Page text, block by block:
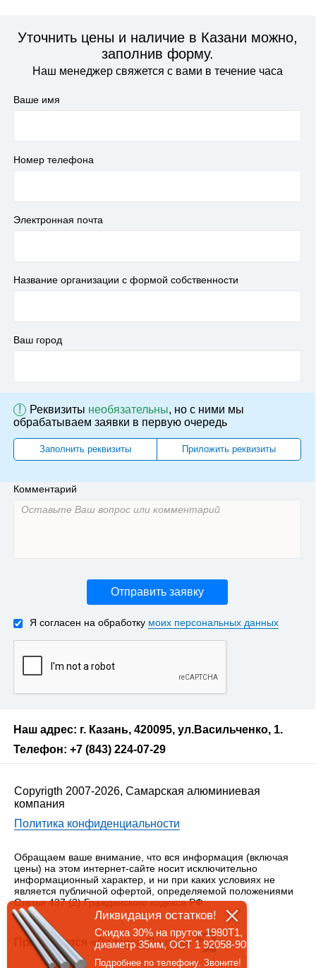
Уточнить цены и наличие в Казани можно,
заполнив форму.
Наш менеджер свяжется с вами в течение часа
Ваше имя
Номер телефона
Электронная почта
Название организации с формой собственности
Ваш город
! Реквизиты необязательны, но с ними мы
обрабатываем заявки в первую очередь
Заполнить реквизиты Приложить реквизиты
Комментарий
Отправить заявку
Я согласен на обработку моих персональных данных
Наш адрес: г. Казань, 420095, ул.Васильченко, 1.
Телефон: +7 (843) 224-07-29
Copyrigth 2007-2026, Самарская алюминиевая
компания
Политика конфиденциальности
Обращаем ваше внимание, что вся информация (включая
цены) на этом интернет-сайте носит исключительно
информационный характер, и ни при каких условиях не
является публичной офертой, определяемой положениями
Статьи 437 (2) Гражданского кодекса РФ.
Продвигается «Лидером Поиска»
Ликвидация остатков!
Скидка 30% на пруток 1980Т1,
диаметр 35мм, ОСТ 1 92058-90
Подробнее по телефону. Звоните!